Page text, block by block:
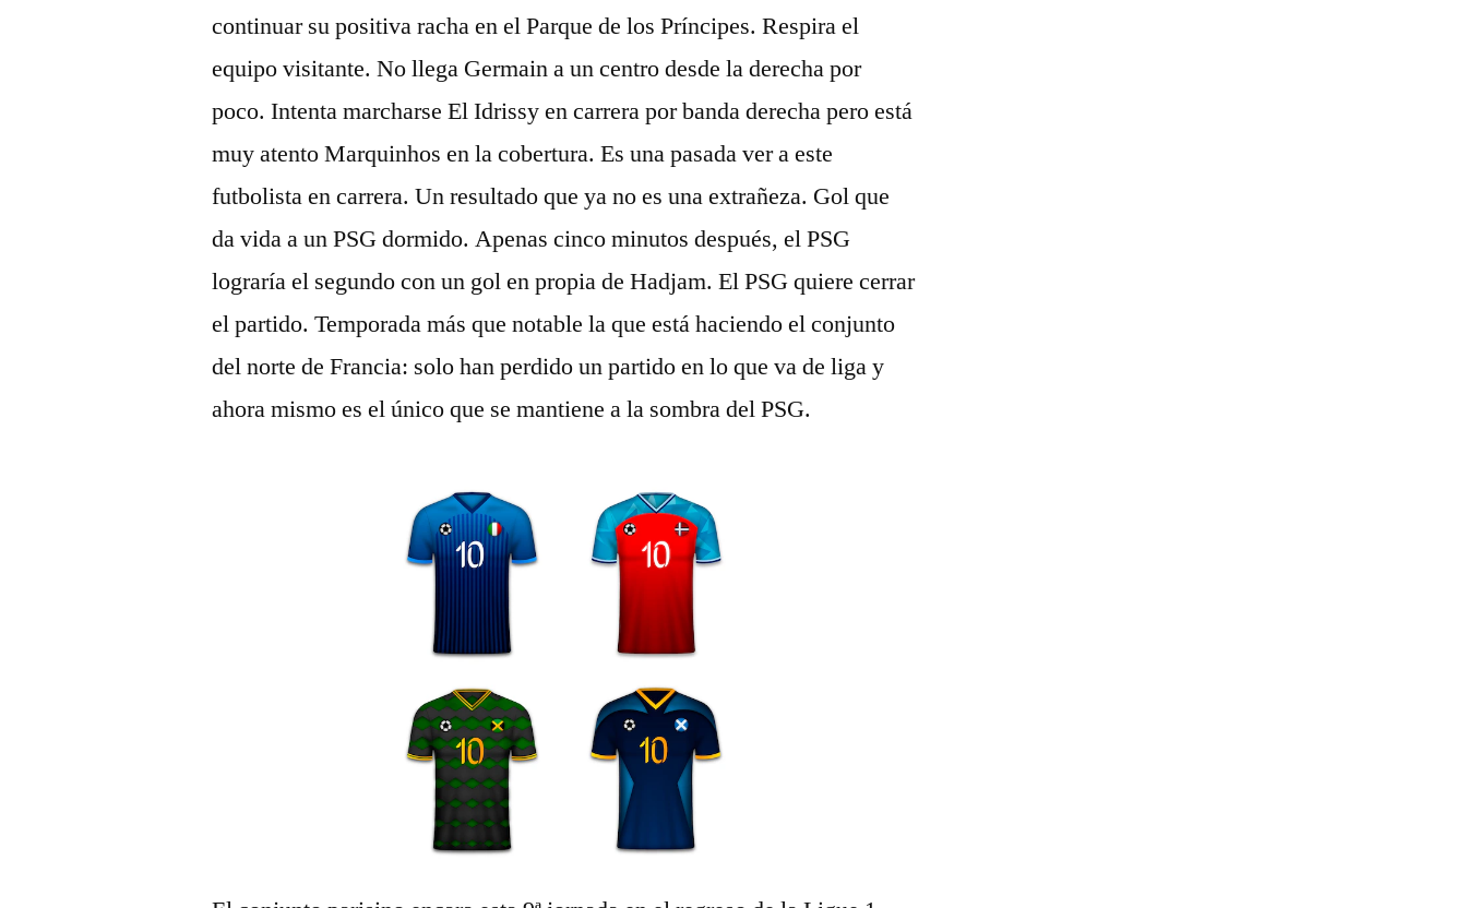
continuar su positiva racha en el Parque de los Príncipes. Respira el
equipo visitante. No llega Germain a un centro desde la derecha por
poco. Intenta marcharse El Idrissy en carrera por banda derecha pero está
muy atento Marquinhos en la cobertura. Es una pasada ver a este
futbolista en carrera. Un resultado que ya no es una extrañeza. Gol que
da vida a un PSG dormido. Apenas cinco minutos después, el PSG
lograría el segundo con un gol en propia de Hadjam. El PSG quiere cerrar
el partido. Temporada más que notable la que está haciendo el conjunto
del norte de Francia: solo han perdido un partido en lo que va de liga y
ahora mismo es el único que se mantiene a la sombra del PSG.